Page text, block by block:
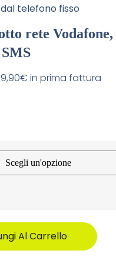
telefono fisso
rete Vodafone,
in prima fattura
Al Carrello